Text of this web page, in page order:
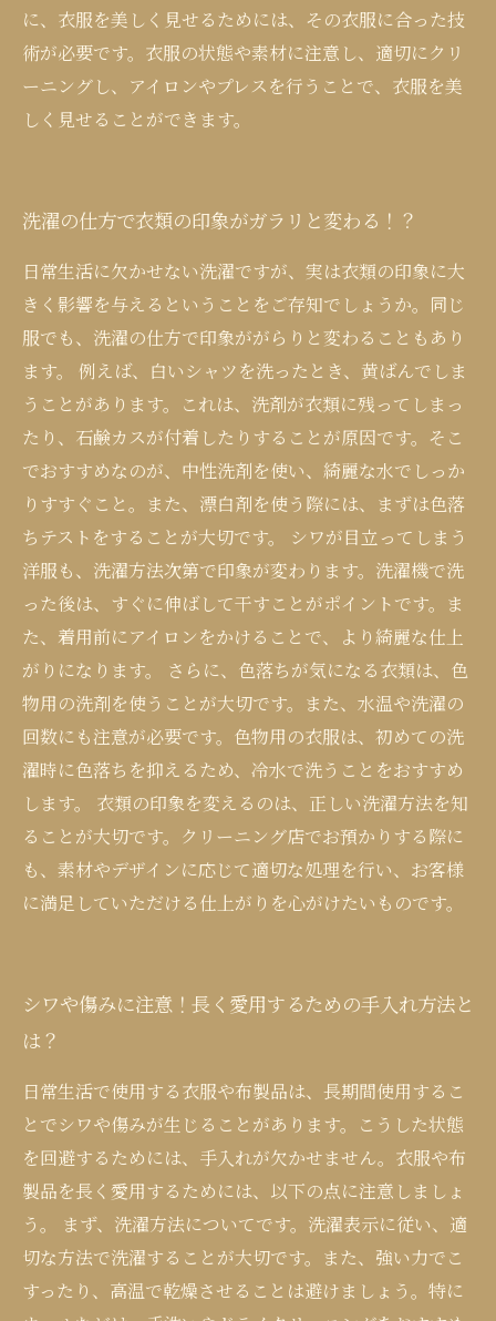
に、衣服を美しく見せるためには、その衣服に合った技
術が必要です。衣服の状態や素材に注意し、適切にクリ
ーニングし、アイロンやプレスを行うことで、衣服を美
しく見せることができます。
洗濯の仕方で衣類の印象がガラリと変わる！？
日常生活に欠かせない洗濯ですが、実は衣類の印象に大
きく影響を与えるということをご存知でしょうか。同じ
服でも、洗濯の仕方で印象ががらりと変わることもあり
ます。 例えば、白いシャツを洗ったとき、黄ばんでしま
うことがあります。これは、洗剤が衣類に残ってしまっ
たり、石鹸カスが付着したりすることが原因です。そこ
でおすすめなのが、中性洗剤を使い、綺麗な水でしっか
りすすぐこと。また、漂白剤を使う際には、まずは色落
ちテストをすることが大切です。 シワが目立ってしまう
洋服も、洗濯方法次第で印象が変わります。洗濯機で洗
った後は、すぐに伸ばして干すことがポイントです。ま
た、着用前にアイロンをかけることで、より綺麗な仕上
がりになります。 さらに、色落ちが気になる衣類は、色
物用の洗剤を使うことが大切です。また、水温や洗濯の
回数にも注意が必要です。色物用の衣服は、初めての洗
濯時に色落ちを抑えるため、冷水で洗うことをおすすめ
します。 衣類の印象を変えるのは、正しい洗濯方法を知
ることが大切です。クリーニング店でお預かりする際に
も、素材やデザインに応じて適切な処理を行い、お客様
に満足していただける仕上がりを心がけたいものです。
シワや傷みに注意！長く愛用するための手入れ方法と
は？
日常生活で使用する衣服や布製品は、長期間使用するこ
とでシワや傷みが生じることがあります。こうした状態
を回避するためには、手入れが欠かせません。衣服や布
製品を長く愛用するためには、以下の点に注意しましょ
う。 まず、洗濯方法についてです。洗濯表示に従い、適
切な方法で洗濯することが大切です。また、強い力でこ
すったり、高温で乾燥させることは避けましょう。特に